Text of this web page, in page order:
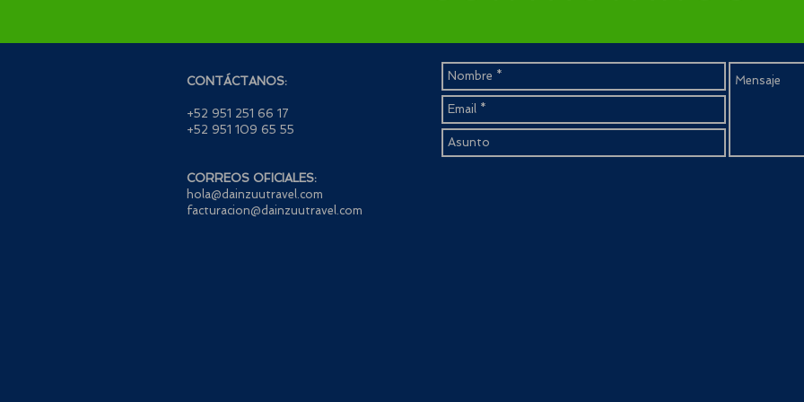
CONTÁCTANOS:
+52 951 251 66 17
+52 951 109 65 55
CORREOS OFICIALES:
hola@dainzuutravel.com
facturacion@dainzuutravel.com